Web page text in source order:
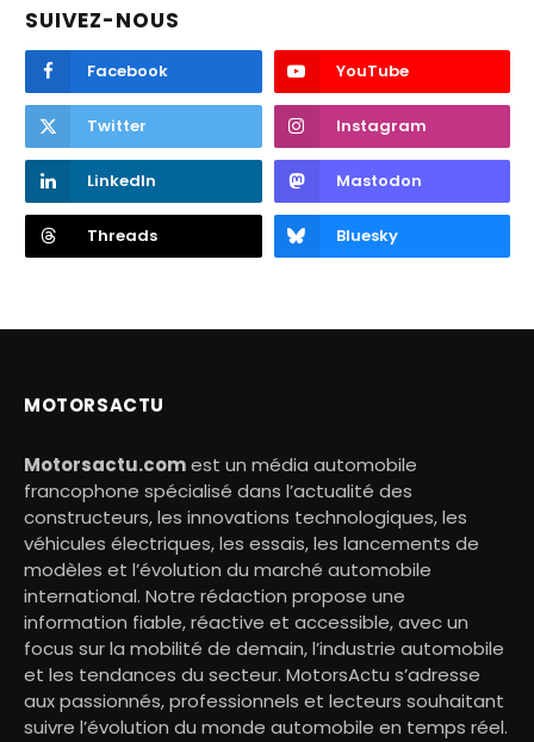
SUIVEZ-NOUS
Facebook YouTube
Twitter Instagram
LinkedIn Mastodon
Threads Bluesky
MOTORSACTU
Motorsactu.comest un média automobile
francophone spécialisé dans l’actualité des
constructeurs, les innovations technologiques, les
véhicules électriques, les essais, les lancements de
modèles et l’évolution du marché automobile
international. Notre rédaction propose une
information fiable, réactive et accessible, avec un
focus sur la mobilité de demain, l’industrie automobile
et les tendances du secteur. MotorsActu s’adresse
aux passionnés, professionnels et lecteurs souhaitant
suivre l’évolution du monde automobile en temps réel.